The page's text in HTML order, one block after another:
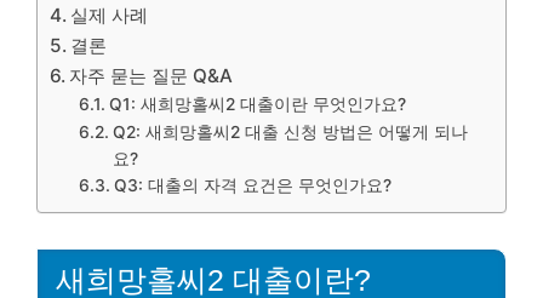
실제 사례
결론
자주 묻는 질문 Q&A
Q1: 새희망홀씨2 대출이란 무엇인가요?
Q2: 새희망홀씨2 대출 신청 방법은 어떻게 되나
요?
Q3: 대출의 자격 요건은 무엇인가요?
새희망홀씨2 대출이란?